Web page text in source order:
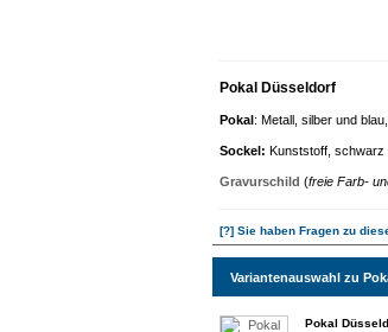
Pokal Düsseldorf
Pokal: Metall, silber und
Sockel: Kunststoff, schwarz
Gravurschild (freie Farb-
[?] Sie haben Fragen zu
Variantenauswahl zu
Pokal